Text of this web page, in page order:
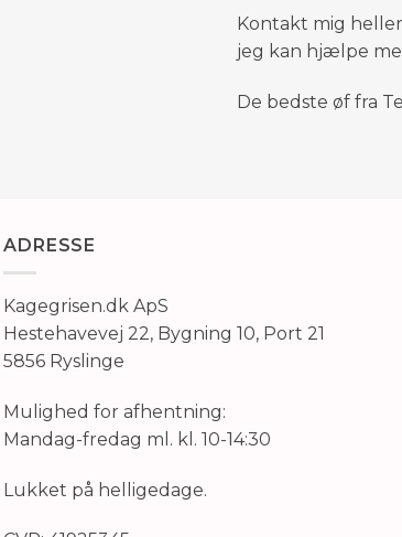
Kontakt mig
jeg kan hjælpe
De bedste øf fra
ADRESSE
Kagegrisen.dk ApS
Hestehavevej 22, Bygning 10, Port 21
5856 Ryslinge
Mulighed for afhentning:
Mandag-fredag ml. kl. 10-14:30
Lukket på helligedage.